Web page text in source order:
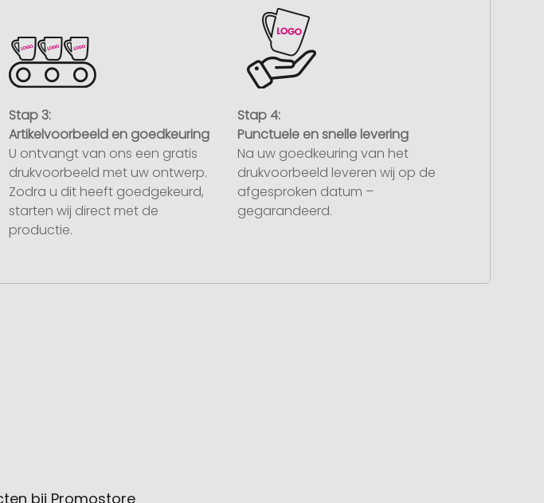
Stap 3:
Artikelvoorbeeld en goedkeuring
U ontvangt van ons een gratis
drukvoorbeeld met uw ontwerp.
Zodra u dit heeft goedgekeurd,
starten wij direct met de
productie.
Stap 4:
Punctuele en snelle levering
Na uw goedkeuring van het
drukvoorbeeld leveren wij op de
afgesproken datum –
gegarandeerd.
bij Promostore